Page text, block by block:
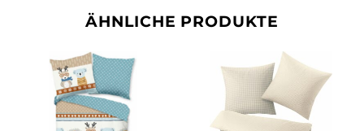
ÄHNLICHE PRODUKTE